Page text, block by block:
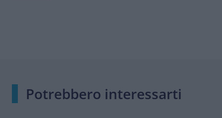
Potrebbero interessarti